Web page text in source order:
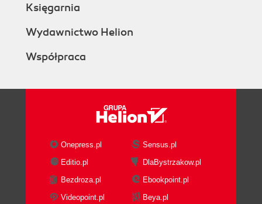
Księgarnia
Wydawnictwo Helion
Współpraca
Onepress.pl
Sensus.pl
Editio.pl
DlaBystrzakow.pl
Bezdroza.pl
Ebookpoint.pl
Videopoint.pl
Beya.pl